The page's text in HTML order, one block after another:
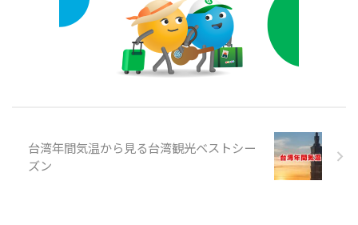
台湾年間気温から見る台湾観光ベストシー
ズン